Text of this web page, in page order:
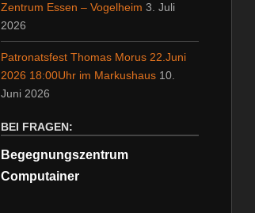
Zentrum Essen – Vogelheim 3. Juli
2026
Patronatsfest Thomas Morus 22.Juni
2026 18:00Uhr im Markushaus 10.
Juni 2026
BEI FRAGEN:
Begegnungszentrum
Computainer